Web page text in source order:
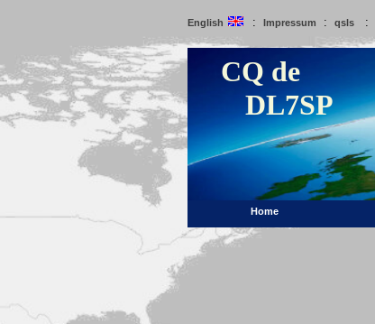
English : Impressum : qsls :
CQ de
DL7SP
Home